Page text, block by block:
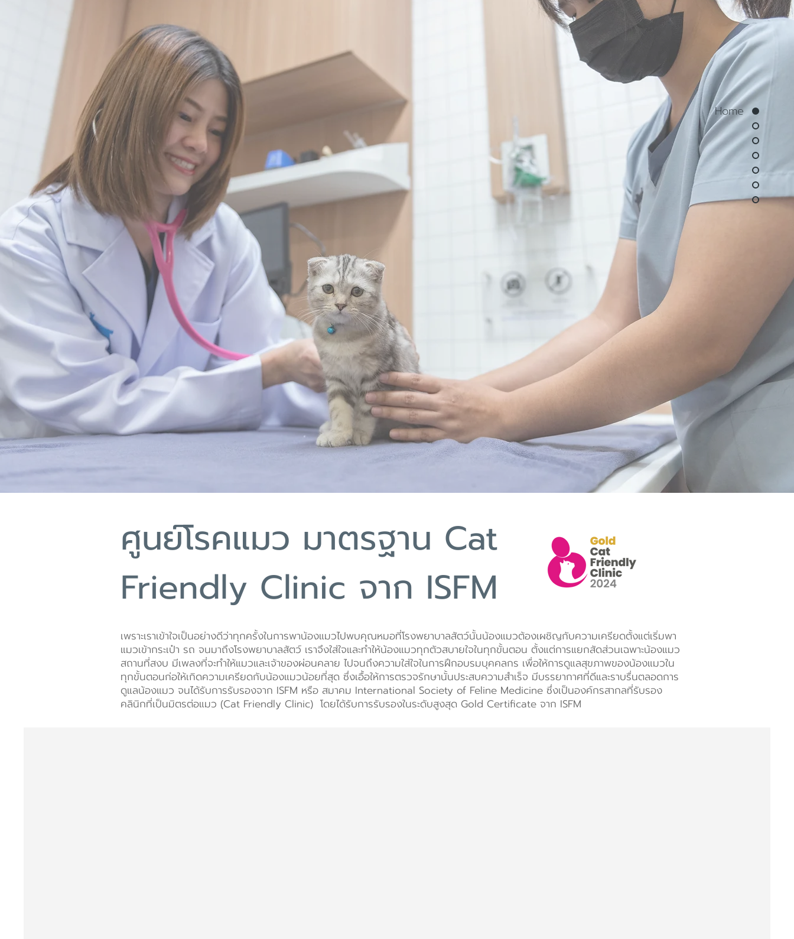
Home
Dermatology Center
ศูนย์ผิวหนัง
Feline Center
ศูนย์โรคแมว
Imaging Center
ศูนย์รังสีวินิจฉัย
Ophthalmology Center
ศูนย์ตา
Neurology Surgery & Orthopedic
ศูนย์ผ่าตัดระบบประสาท เนื้อเยื่ออ่อน กระดูก และข้อ
Cardiology & Nephrology
Dental Center
ศูนย์ทันตกรรม
Reproductive Center
ศูนย์สูติกรรม
Exotic Pets
คลินิกสัตว์เลี้ยงจิ๋ว
Rehabilitation Center
ศูนย์กายภาพบำบัด
ศูนย์โรคแมว มาตรฐาน Cat
Friendly Clinic จาก ISFM
เพราะเราเข้าใจเป็นอย่างดีว่าทุกครั้งในการพาน้องแมวไปพบคุณหมอที่โรงพยาบาลสัตว์นั้นน้องแมวต้องเผชิญกับความเครียดตั้งแต่เริ่มพา
แมวเข้ากระเป๋า รถ จนมาถึงโรงพยาบาลสัตว์ เราจึงใส่ใจและทำให้น้องแมวทุกตัวสบายใจในทุกขั้นตอน ตั้งแต่การแยกสัดส่วนเฉพาะน้องแมว
สถานที่สงบ มีเพลงที่จะทำให้แมวและเจ้าของผ่อนคลาย ไปจนถึงความใส่ใจในการฝึกอบรมบุคคลกร เพื่อให้การดูแลสุขภาพของน้องแมวใน
ทุกขั้นตอนก่อให้เกิดความเครียดกับน้องแมวน้อยที่สุด ซึ่งเอื้อให้การตรวจรักษานั้นประสบความสำเร็จ มีบรรยากาศที่ดีและราบรื่นตลอดการ
ดูแลน้องแมว จนได้รับการรับรองจาก ISFM หรือ สมาคม International Society of Feline Medicine ซึ่งเป็นองค์กรสากลที่รับรอง
คลินิกที่เป็นมิตรต่อแมว (Cat Friendly Clinic) โดยได้รับการรับรองในระดับสูงสุด Gold Certificate จาก ISFM